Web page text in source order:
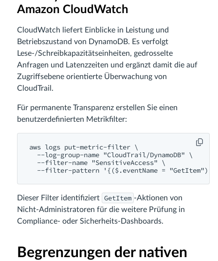
Amazon CloudWatch
CloudWatch liefert Einblicke in Leistung und
Betriebszustand von DynamoDB. Es verfolgt
Lese-/Schreibkapazitätseinheiten, gedrosselte
Anfragen und Latenzzeiten und ergänzt damit die auf
Zugriffsebene orientierte Überwachung von
CloudTrail.
Für permanente Transparenz erstellen Sie einen
benutzerdefinierten Metrikfilter:
aws logs put-metric-filter \
  --log-group-name "CloudTrail/DynamoDB" \
  --filter-name "SensitiveAccess" \
Dieser Filter identifiziert GetItem -Aktionen von
Nicht-Administratoren für die weitere Prüfung in
Compliance- oder Sicherheits-Dashboards.
Begrenzungen der nativen